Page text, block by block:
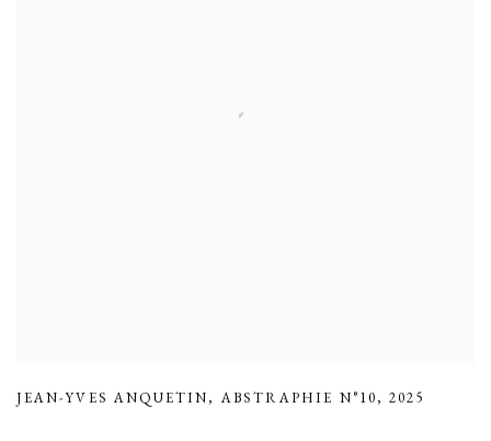
JEAN-YVES ANQUETIN, ABSTRAPHIE N°10, 2025